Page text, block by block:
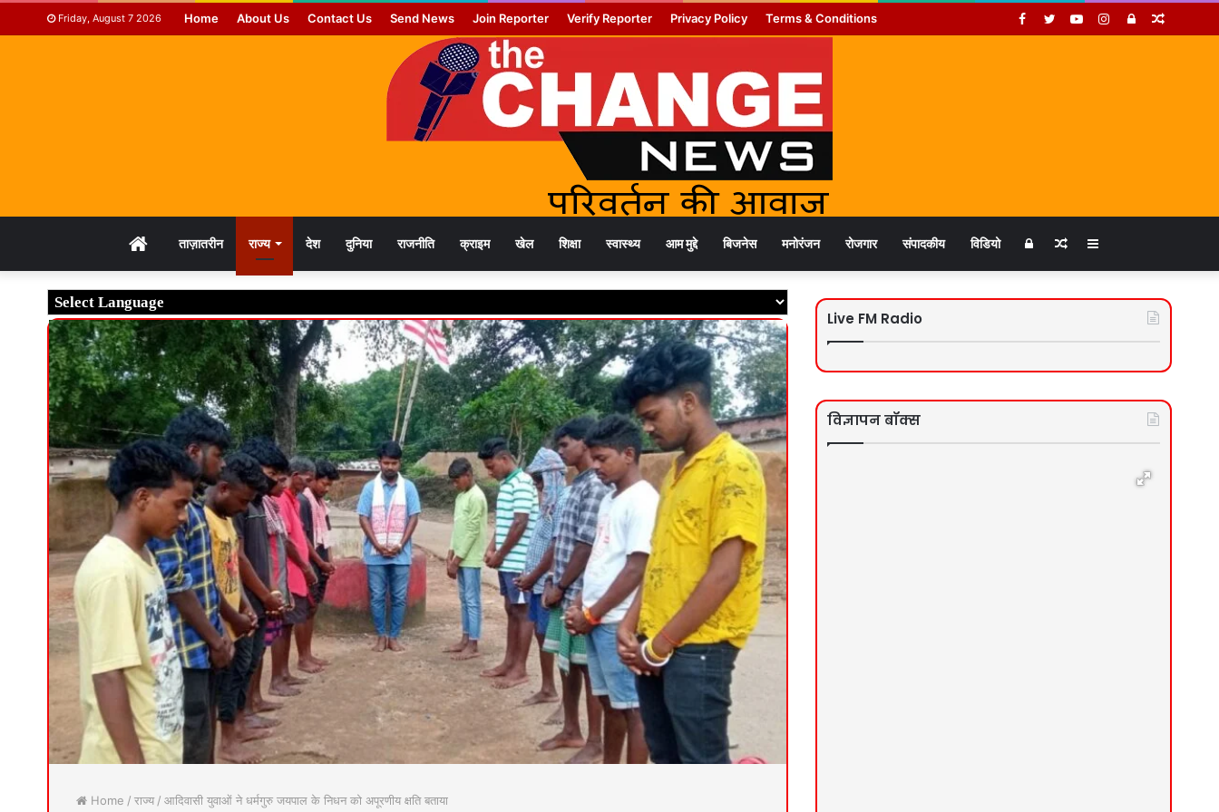
Friday, August 7 2026 Home About Us Contact Us Send News Join Reporter Verify Reporter Privacy Policy Terms & Conditions Random
Log
Instagram
YouTube
Twitter
Facebook
HOMEताज़ातरीन राज्य देश दुनिया राजनीति क्राइम खेल शिक्षा स्वास्थ्य आम मुद्दे बिजनेस मनोरंजन रोजगार संपादकीय विडियो Sidebar
Random
Article
Log
In
Home / राज्य / आदिवासी युवाओं ने धर्मगुरु जयपाल के निधन को अपूरणीय क्षति बताया
Live FM Radio
विज्ञापन बॉक्स